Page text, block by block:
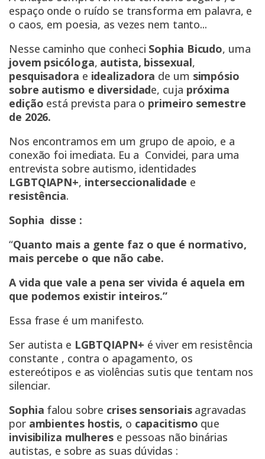
espaço onde o ruído se transforma em palavra, e
o caos, em poesia, as vezes nem tanto...
Nesse caminho que conheci Sophia Bicudo, uma
jovem psicóloga, autista, bissexual,
pesquisadora e idealizadora de um simpósio
sobre autismo e diversidade, cuja próxima
edição está prevista para o primeiro semestre
de 2026.
Nos encontramos em um grupo de apoio, e a
conexão foi imediata. Eu a Convidei, para uma
entrevista sobre autismo, identidades
LGBTQIAPN+, interseccionalidade e
resistência.
Sophia disse :
“Quanto mais a gente faz o que é normativo,
mais percebe o que não cabe.
A vida que vale a pena ser vivida é aquela em
que podemos existir inteiros.”
Essa frase é um manifesto.
Ser autista e LGBTQIAPN+ é viver em resistência
constante , contra o apagamento, os
estereótipos e as violências sutis que tentam nos
silenciar.
Sophia falou sobre crises sensoriais agravadas
por ambientes hostis, o capacitismo que
invisibiliza mulherese pessoas não binárias
autistas, e sobre as suas dúvidas :